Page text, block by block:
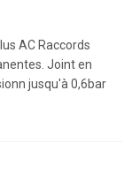
AC Raccords
Joint en
jusqu'à 0,6bar